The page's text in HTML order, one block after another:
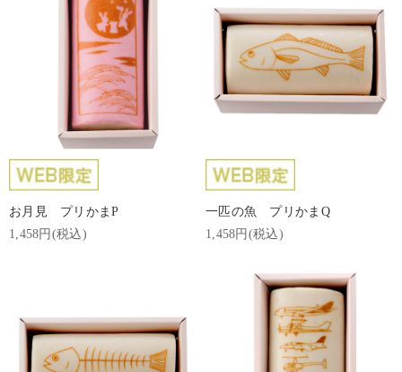
お月見 プリかまP
1,458円(税込)
一匹の魚 プリかまQ
1,458円(税込)